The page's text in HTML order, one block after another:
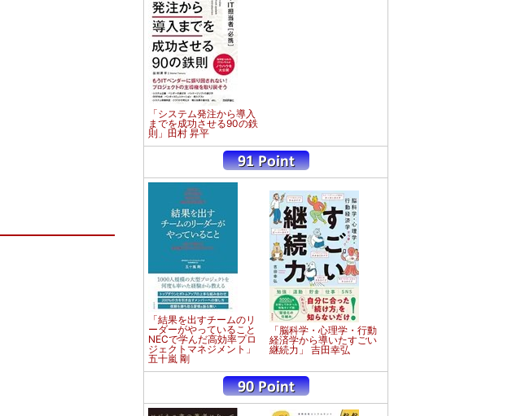
「システム発注から導入
までを成功させる90の鉄
則」田村 昇平
「結果を出すチームのリ
ーダーがやっていること
NECで学んだ高効率プロ
ジェクトマネジメント」
五十嵐 剛
「脳科学・心理学・行動
経済学から導いたすごい
継続力」 吉田幸弘